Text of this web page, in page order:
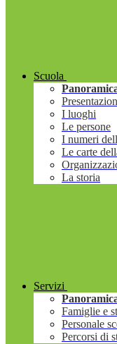
Scuola
I luoghi
Le persone
I numeri
Le carte
La storia
Servizi
Famiglie e
Personale
Percorsi di